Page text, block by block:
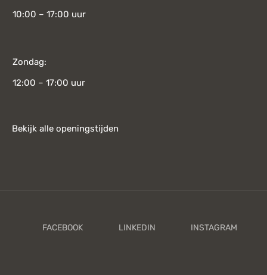
10:00 – 17:00 uur
Zondag:
12:00 – 17:00 uur
Bekijk alle openingstijden